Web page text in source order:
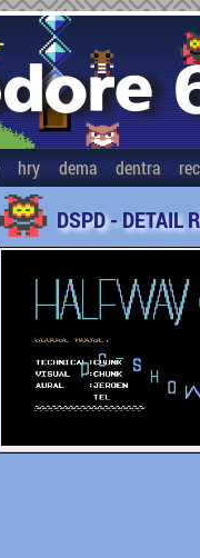
hry dema dentra
DSPD - DETAIL